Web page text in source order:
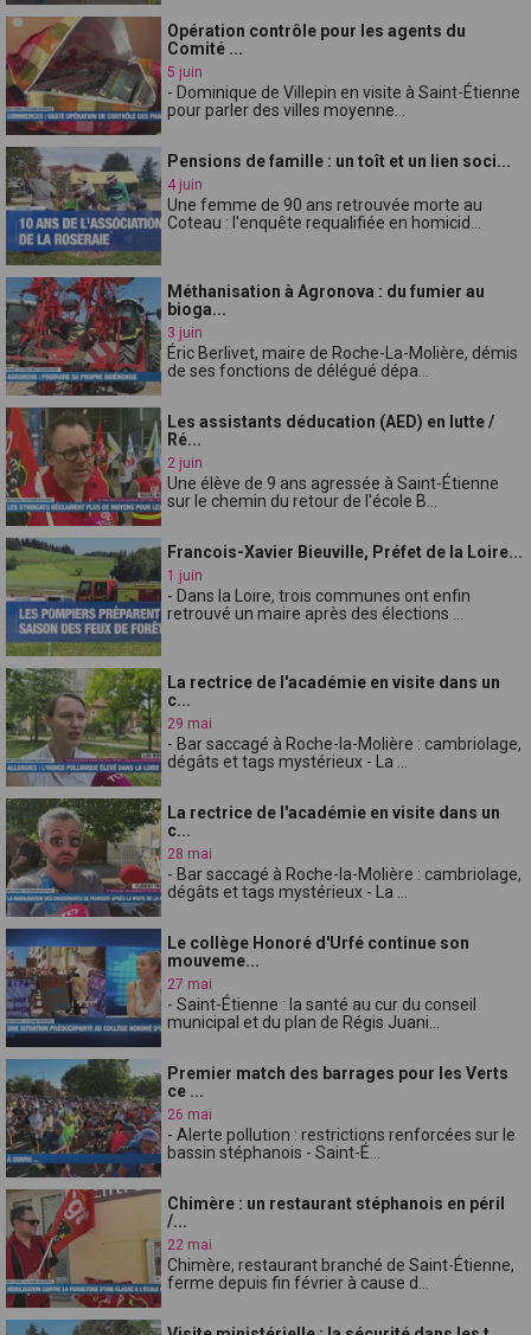
Opération contrôle pour les agents du
Comité ...
5 juin
- Dominique de Villepin en visite à Saint-Étienne
pour parler des villes moyenne...
Pensions de famille : un toît et un lien soci...
4 juin
Une femme de 90 ans retrouvée morte au
Coteau : l'enquête requalifiée en homicid...
Méthanisation à Agronova : du fumier au
bioga...
3 juin
Éric Berlivet, maire de Roche-La-Molière, démis
de ses fonctions de délégué dépa...
Les assistants déducation (AED) en lutte /
Ré...
2 juin
Une élève de 9 ans agressée à Saint-Étienne
sur le chemin du retour de l'école B...
Francois-Xavier Bieuville, Préfet de la Loire...
1 juin
- Dans la Loire, trois communes ont enfin
retrouvé un maire après des élections ...
La rectrice de l'académie en visite dans un
c...
29 mai
- Bar saccagé à Roche-la-Molière : cambriolage,
dégâts et tags mystérieux - La ...
La rectrice de l'académie en visite dans un
c...
28 mai
- Bar saccagé à Roche-la-Molière : cambriolage,
dégâts et tags mystérieux - La ...
Le collège Honoré d'Urfé continue son
mouveme...
27 mai
- Saint-Étienne : la santé au cur du conseil
municipal et du plan de Régis Juani...
Premier match des barrages pour les Verts
ce ...
26 mai
- Alerte pollution : restrictions renforcées sur le
bassin stéphanois - Saint-É...
Chimère : un restaurant stéphanois en péril
/...
22 mai
Chimère, restaurant branché de Saint-Étienne,
ferme depuis fin février à cause d...